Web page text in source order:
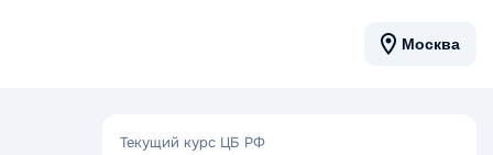
Москва
Текущий курс ЦБ РФ